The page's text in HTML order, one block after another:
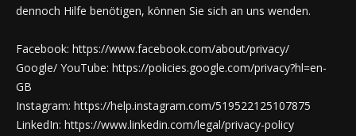
dennoch Hilfe benötigen, können Sie sich an uns wenden.
Facebook: https://www.facebook.com/about/privacy/
Google/ YouTube: https://policies.google.com/privacy?hl=en-
GB
Instagram: https://help.instagram.com/519522125107875
LinkedIn: https://www.linkedin.com/legal/privacy-policy